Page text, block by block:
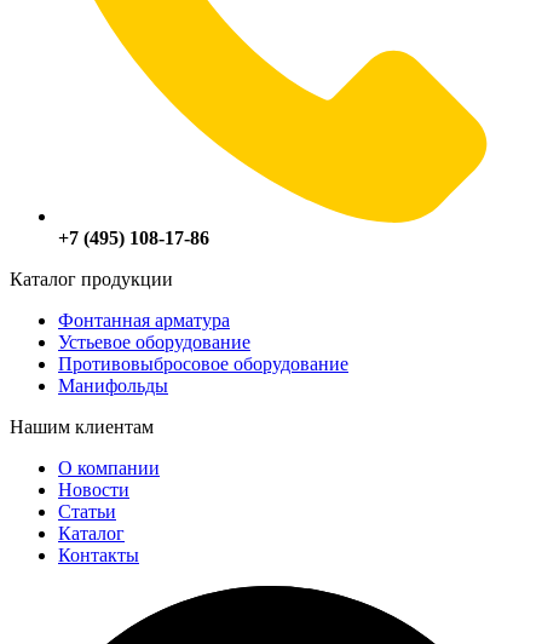
+7 (495) 108-17-86
Каталог продукции
Фонтанная арматура
Устьевое оборудование
Противовыбросовое оборудование
Манифольды
Нашим клиентам
О компании
Новости
Статьи
Каталог
Контакты